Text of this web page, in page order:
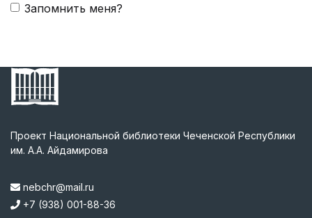
Запомнить меня?
Проект Национальной библиотеки Чеченской Республики
им. А.А. Айдамирова
nebchr@mail.ru
+7 (938) 001-88-36